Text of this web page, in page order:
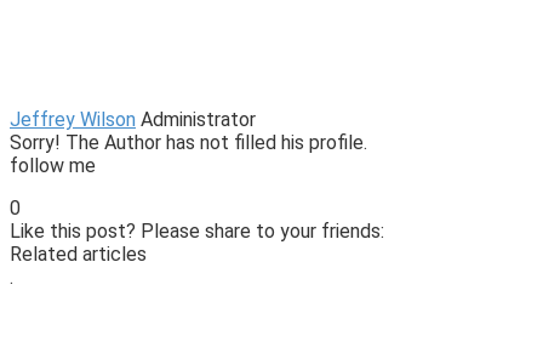
Jeffrey Wilson Administrator
Sorry! The Author has not filled his profile.
follow me
0
Like this post? Please share to your friends:
Related articles
.